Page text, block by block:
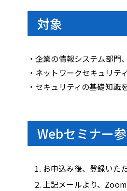
対象
・企業の情報システム部
・ネットワークセキュリテ
・セキュリティの基礎知識
Webセミナー
お申込み後、登録いた
上記メールより、